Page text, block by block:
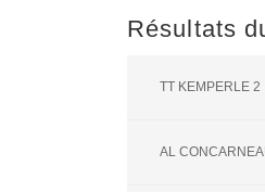
Résultats
TT KEMPERLE 2
AL